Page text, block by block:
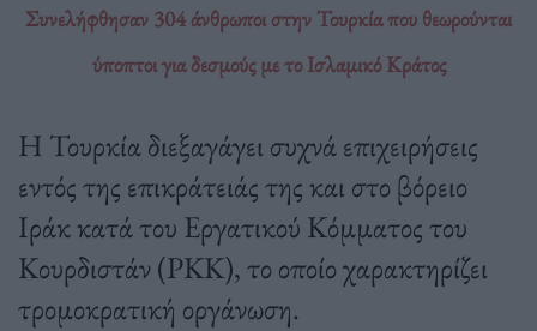
Συνελήφθησαν 304 άνθρωποι στην Τουρκία που θεωρούνται
ύποπτοι για δεσμούς με το Ισλαμικό Κράτος
Η Τουρκία διεξαγάγει συχνά επιχειρήσεις
εντός της επικράτειάς της και στο βόρειο
Ιράκ κατά του Εργατικού Κόμματος του
Κουρδιστάν (PKK), το οποίο χαρακτηρίζει
τρομοκρατική οργάνωση.